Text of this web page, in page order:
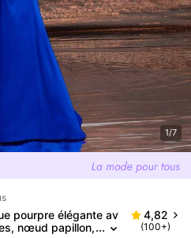
1/7
pourpre élégante av
nœud papillon,
4,82
(100+)